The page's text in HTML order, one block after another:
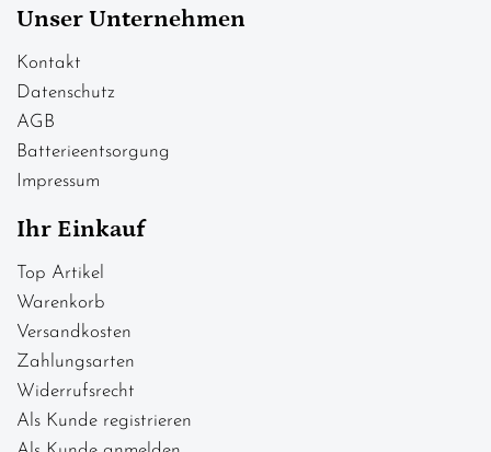
Unser Unternehmen
Kontakt
Datenschutz
AGB
Batterieentsorgung
Impressum
Ihr Einkauf
Top Artikel
Warenkorb
Versandkosten
Zahlungsarten
Widerrufsrecht
Als Kunde registrieren